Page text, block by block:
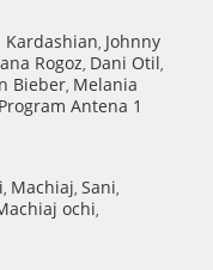
Kardashian, Johnny
Rogoz, Dani Otil,
Bieber, Melania
Program Antena 1
, Machiaj, Sani,
ochi,